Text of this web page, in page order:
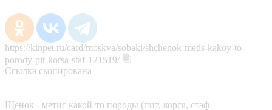
https://kinpet.ru/card/moskva/sobaki/shchenok-metis-kakoy-to-
porody-pit-korsa-staf-121519/
Ссылка скопирована
Щенок - метис какой-то породы (пит, корса, стаф